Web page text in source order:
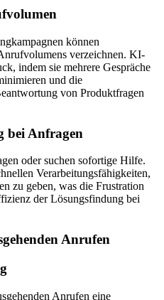
können
verzeichnen. KI-
indem sie mehrere Gespräche
und die
von Produktfragen
bei Anfragen
oder suchen sofortige Hilfe.
Verarbeitungsfähigkeiten,
zu geben, was die Frustration
der Lösungsfindung bei
Anrufen
Anrufen eine